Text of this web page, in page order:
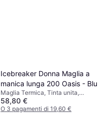
Icebreaker Donna Maglia a
manica lunga 200 Oasis - Blu
Maglia Termica, Tinta unita,
Materiale: Jersey, Lana merino,
Traspirante, Traspirante
58,80 €
O 3 pagamenti di 19,60 €